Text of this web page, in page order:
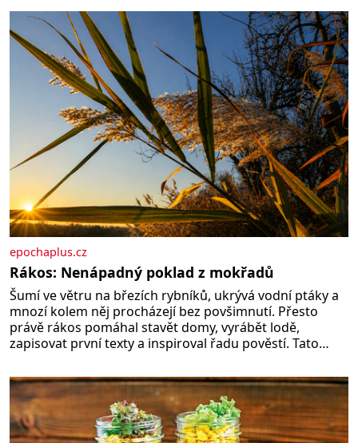
hřebeny, projet se na koloběžce a den zakončit
poznáváním památek ve Velkých Losinách nebo v
termálním
epochaplus.cz
Rákos: Nenápadný poklad z mokřadů
Šumí ve větru na březích rybníků, ukrývá vodní ptáky a
mnozí kolem něj procházejí bez povšimnutí. Přesto
právě rákos pomáhal stavět domy, vyrábět lodě,
zapisovat první texty a inspiroval řadu pověstí. Tato
let. Většina lidí vnímá rákos jen jako obyčejnou kulisu
letního koupání. Stačí se však podívat